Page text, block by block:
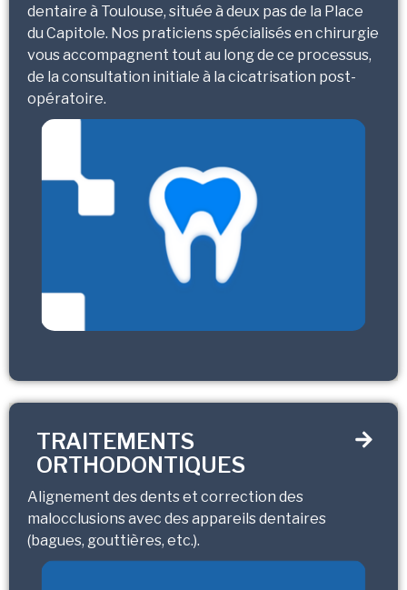
dentaire à Toulouse, située à deux pas de la Place
du Capitole. Nos praticiens spécialisés en chirurgie
vous accompagnent tout au long de ce processus,
de la consultation initiale à la cicatrisation post-
opératoire.
TRAITEMENTS
ORTHODONTIQUES
Alignement des dents et correction des
malocclusions avec des appareils dentaires
(bagues, gouttières, etc.).